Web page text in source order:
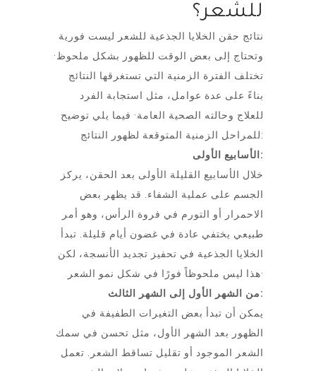
للشعر؟
نتائج حقن الخلايا الجذعية للشعر ليست فورية
وتحتاج إلى بعض الوقت للظهور بشكل ملحوظ·
تختلف الفترة الزمنية التي تستغرقها النتائج
بناءً على عدة عوامل، مثل استجابة الفرد
للعلاج وحالته الصحية العامة· فيما يلي توضيح
للمراحل الزمنية المتوقعة لظهور النتائج:
الأسابيع الأولى:
خلال الأسابيع القليلة الأولى بعد الحقن، يركز
الجسم على عملية الشفاء. قد يظهر بعض
الاحمرار أو التورم في فروة الرأس، وهو أمر
طبيعي يختفي عادة في غضون أيام قليلة. تبدأ
الخلايا الجذعية في تحفيز تجديد الأنسجة، لكن
هذا ليس ملحوظاً فورًا في شكل نمو الشعر·
من الشهر الأول إلى الشهر الثالث:
يمكن أن تبدأ بعض التغيرات الطفيفة في
الظهور بعد الشهر الأول، مثل تحسن في سمك
الشعر الموجود أو تقليل تساقط الشعر. تعمل